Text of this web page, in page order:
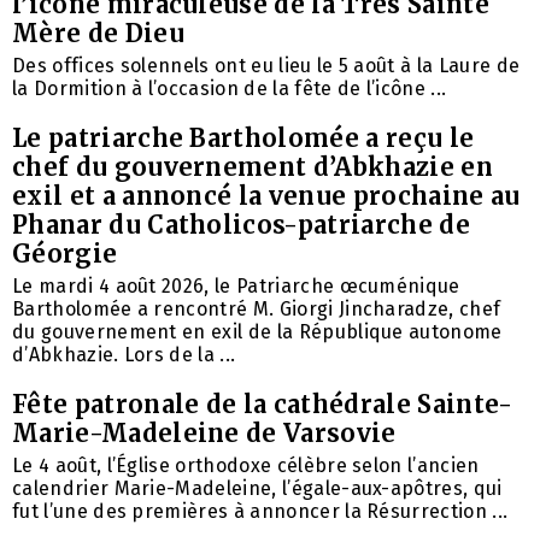
Mère de Dieu
Des offices solennels ont eu lieu le 5 août à la Laure de
la Dormition à l’occasion de la fête de l’icône ...
Le patriarche Bartholomée a reçu le
chef du gouvernement d’Abkhazie en
exil et a annoncé la venue prochaine au
Phanar du Catholicos-patriarche de
Géorgie
Le mardi 4 août 2026, le Patriarche œcuménique
Bartholomée a rencontré M. Giorgi Jincharadze, chef
du gouvernement en exil de la République autonome
d’Abkhazie. Lors de la ...
Fête patronale de la cathédrale Sainte-
Marie-Madeleine de Varsovie
Le 4 août, l’Église orthodoxe célèbre selon l’ancien
calendrier Marie-Madeleine, l’égale-aux-apôtres, qui
fut l’une des premières à annoncer la Résurrection ...